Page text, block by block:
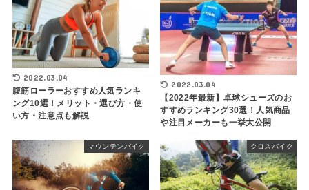
2022.03.04
腹筋ローラーおすすめ人気ランキ
ング10選！メリット・選び方・使
い方・注意点も解説
2022.03.04
【2022年最新】卓球シューズのお
すすめランキング30選！人気商品
や注目メーカーも一挙大公開
マウンテンバイク クロスバイク